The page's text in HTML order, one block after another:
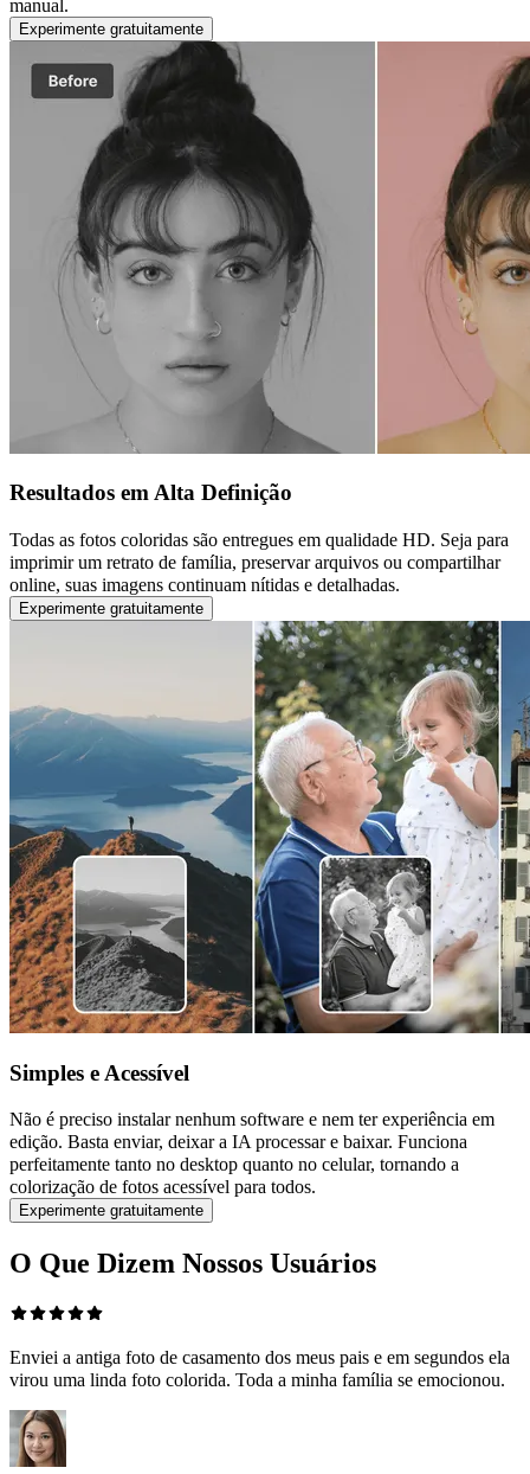
manual.
Experimente gratuitamente
Resultados em Alta Definição
Todas as fotos coloridas são entregues em qualidade HD. Seja para
imprimir um retrato de família, preservar arquivos ou compartilhar
online, suas imagens continuam nítidas e detalhadas.
Experimente gratuitamente
Simples e Acessível
Não é preciso instalar nenhum software e nem ter experiência em
edição. Basta enviar, deixar a IA processar e baixar. Funciona
perfeitamente tanto no desktop quanto no celular, tornando a
colorização de fotos acessível para todos.
Experimente gratuitamente
O Que Dizem Nossos Usuários
Enviei a antiga foto de casamento dos meus pais e em segundos ela
virou uma linda foto colorida. Toda a minha família se emocionou.